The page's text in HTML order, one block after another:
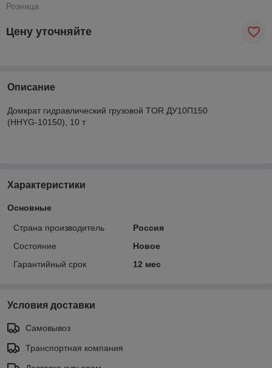
Розница
Цену уточняйте
Описание
Домкрат гидравлический грузовой TOR ДУ10П150
(HHYG-10150), 10 т
Характеристики
Основные
Страна производитель
Россия
Состояние
Новое
Гарантийный срок
12 мес
Условия доставки
Самовывоз
Транспортная компания